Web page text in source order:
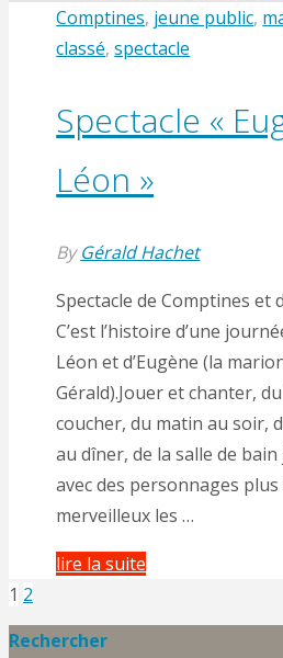
Comptines, jeune public,
classé,spectacle
Spectacle «
Léon »
By Gérald Hachet
Spectacle de Comptines et
C’est l’histoire d’une
Léon et d’Eugène (la
Gérald).Jouer et chanter,
coucher, du matin au soir,
au dîner, de la salle de bain
avec des personnages
merveilleux les …
lire la suite
et
Pagination
1 2
Rechercher